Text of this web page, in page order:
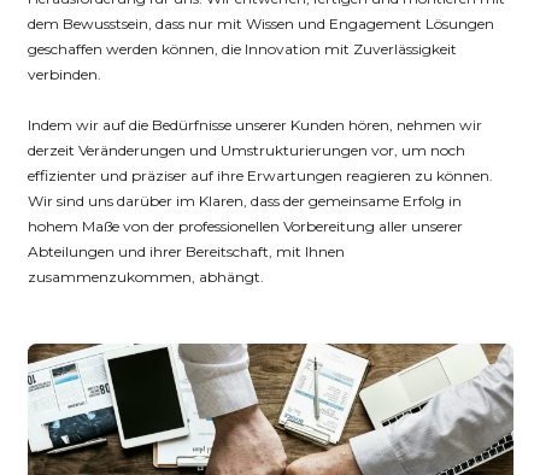
dem Bewusstsein, dass nur mit Wissen und Engagement Lösungen
geschaffen werden können, die Innovation mit Zuverlässigkeit
verbinden.
Indem wir auf die Bedürfnisse unserer Kunden hören, nehmen wir
derzeit Veränderungen und Umstrukturierungen vor, um noch
effizienter und präziser auf ihre Erwartungen reagieren zu können.
Wir sind uns darüber im Klaren, dass der gemeinsame Erfolg in
hohem Maße von der professionellen Vorbereitung aller unserer
Abteilungen und ihrer Bereitschaft, mit Ihnen
zusammenzukommen, abhängt.